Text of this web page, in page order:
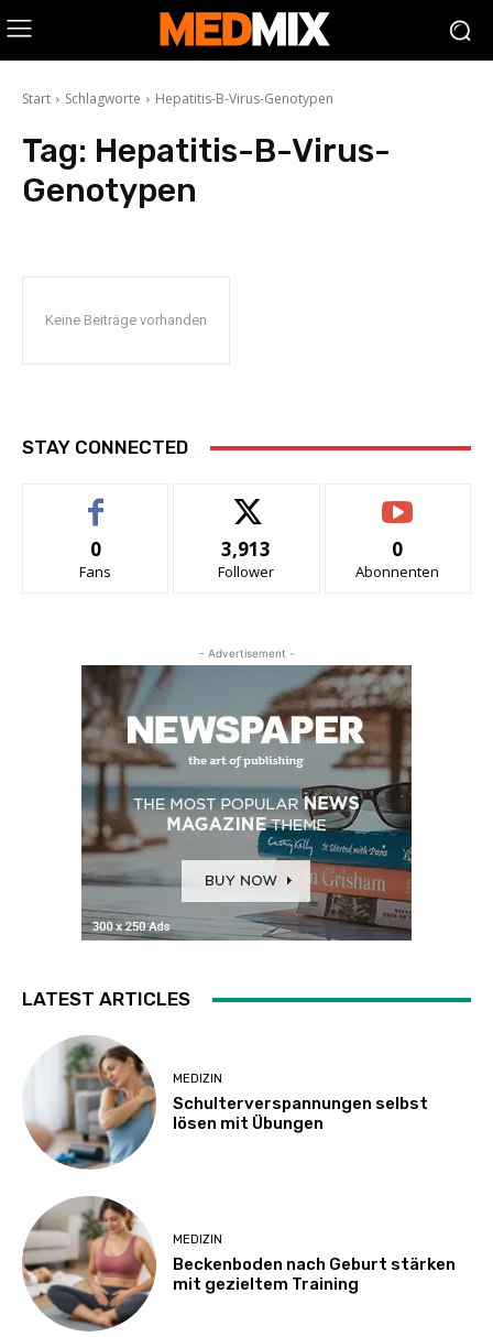
Start Schlagworte Hepatitis-B-Virus-Genotypen
Tag: Hepatitis-B-Virus-
Genotypen
Keine Beiträge vorhanden
STAY CONNECTED
0
Fans
3,913
Follower
0
Abonnenten
- Advertisement -
LATEST ARTICLES
MEDIZIN
Schulterverspannungen selbst
lösen mit Übungen
MEDIZIN
Beckenboden nach Geburt stärken
mit gezieltem Training